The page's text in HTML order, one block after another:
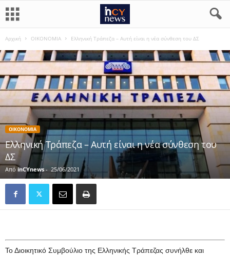
Αρχική ΟΙΚΟΝΟΜΙΑ Ελληνική Τράπεζα – Αυτή είναι η νέα σύνθεση του ΔΣ
ΟΙΚΟΝΟΜΙΑ
Ελληνική Τράπεζα – Αυτή είναι η νέα σύνθεση του
ΔΣ
Από inCYnews - 25/06/2021
Το Διοικητικό Συμβούλιο της Ελληνικής Τράπεζας συνήλθε και